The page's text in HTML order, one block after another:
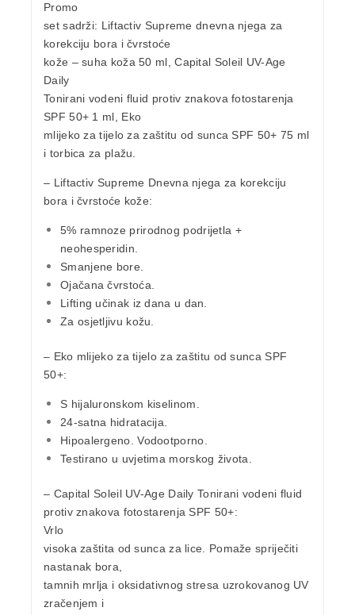
Promo
set sadrži: Liftactiv Supreme dnevna njega za
korekciju bora i čvrstoće
kože – suha koža 50 ml, Capital Soleil UV-Age
Daily
Tonirani vodeni fluid protiv znakova fotostarenja
SPF 50+ 1 ml, Eko
mlijeko za tijelo za zaštitu od sunca SPF 50+ 75 ml
i torbica za plažu.
– Liftactiv Supreme Dnevna njega za korekciju
bora i čvrstoće kože:
5% ramnoze prirodnog podrijetla +
neohesperidin.
Smanjene bore.
Ojačana čvrstoća.
Lifting učinak iz dana u dan.
Za osjetljivu kožu.
– Eko mlijeko za tijelo za zaštitu od sunca SPF
50+:
S hijaluronskom kiselinom.
24-satna hidratacija.
Hipoalergeno. Vodootporno.
Testirano u uvjetima morskog života.
– Capital Soleil UV-Age Daily Tonirani vodeni fluid
protiv znakova fotostarenja SPF 50+:
Vrlo
visoka zaštita od sunca za lice. Pomaže spriječiti
nastanak bora,
tamnih mrlja i oksidativnog stresa uzrokovanog UV
zračenjem i